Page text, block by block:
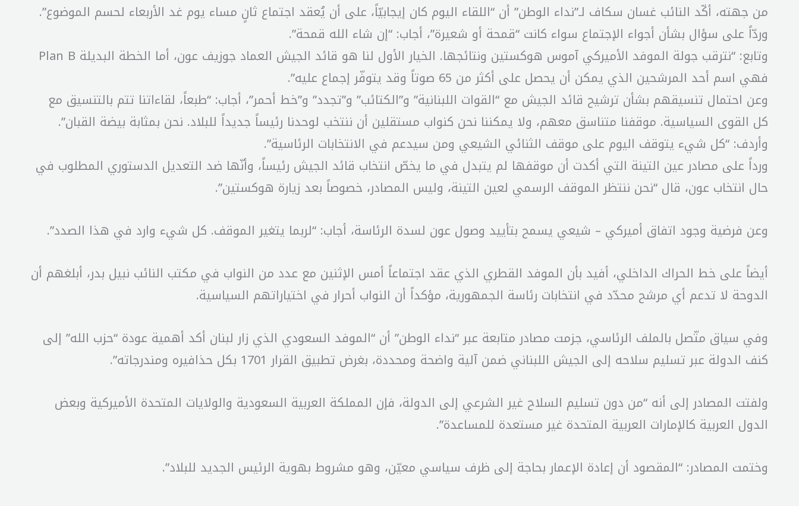
من جهته، أكّد النائب غسان سكاف لـ”نداء الوطن” أن “اللقاء اليوم كان إيجابيّاً، على أن يُعقد اجتماع ثانٍ مساء يوم غد الأربعاء لحسم الموضوع”.
وردّاً على سؤال بشأن أجواء الإجتماع سواء كانت “قمحة أو شعيرة”، أجاب: “إن شاء الله قمحة”.
وتابع: “نترقب جولة الموفد الأميركي آموس هوكستين ونتائجها. الخيار الأول لنا هو قائد الجيش العماد جوزيف عون، أما الخطة البديلة Plan B
فهي اسم أحد المرشحين الذي يمكن أن يحصل على أكثر من 65 صوتاً وقد يتوفّر إجماع عليه”.
وعن احتمال تنسيقهم بشأن ترشيح قائد الجيش مع “القوات اللبنانية” و”الكتائب” و”تجدد” و”خط أحمر”، أجاب: “طبعاً، لقاءاتنا تتم بالتنسيق مع
كل القوى السياسية. موقفنا متناسق معهم، ولا يمكننا نحن كنواب مستقلين أن ننتخب لوحدنا رئيساً جديداً للبلاد. نحن بمثابة بيضة القبان”.
وأردف: “كل شيء يتوقف اليوم على موقف الثنائي الشيعي ومن سيدعم في الانتخابات الرئاسية”.
ورداً على مصادر عين التينة التي أكدت أن موقفها لم يتبدل في ما يخصّ انتخاب قائد الجيش رئيساً، وأنّها ضد التعديل الدستوري المطلوب في
حال انتخاب عون، قال “نحن ننتظر الموقف الرسمي لعين التينة، وليس المصادر، خصوصاً بعد زيارة هوكستين”.
وعن فرضية وجود اتفاق أميركي – شيعي يسمح بتأييد وصول عون لسدة الرئاسة، أجاب: “لربما يتغير الموقف. كل شيء وارد في هذا الصدد”.
أيضاً على خط الحراك الداخلي، أفيد بأن الموفد القطري الذي عقد اجتماعاً أمس الإثنين مع عدد من النواب في مكتب النائب نبيل بدر، أبلغهم أن
الدوحة لا تدعم أي مرشح محدّد في انتخابات رئاسة الجمهورية، مؤكداً أن النواب أحرار في اختياراتهم السياسية.
وفي سياق متّصل بالملف الرئاسي، جزمت مصادر متابعة عبر “نداء الوطن” أن “الموفد السعودي الذي زار لبنان أكد أهمية عودة “حزب الله” إلى
كنف الدولة عبر تسليم سلاحه إلى الجيش اللبناني ضمن آلية واضحة ومحددة، بغرض تطبيق القرار 1701 بكل حذافيره ومندرجاته”.
ولفتت المصادر إلى أنه “من دون تسليم السلاح غير الشرعي إلى الدولة، فإن المملكة العربية السعودية والولايات المتحدة الأميركية وبعض
الدول العربية كالإمارات العربية المتحدة غير مستعدة للمساعدة”.
وختمت المصادر: “المقصود أن إعادة الإعمار بحاجة إلى ظرف سياسي معيّن، وهو مشروط بهوية الرئيس الجديد للبلاد”.